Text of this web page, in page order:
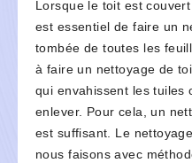
Lorsque le toit est
est essentiel de faire un
tombée de toutes les
à faire un nettoyage de
qui envahissent les tuiles
enlever. Pour cela, un
est suffisant. Le
nous faisons avec